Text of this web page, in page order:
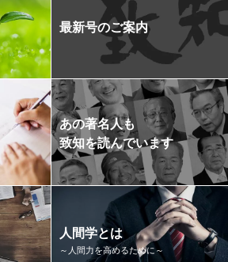
最新号のご案内
あの著名人も
致知を読んでいます
人間学とは
～人間力を高めるために～